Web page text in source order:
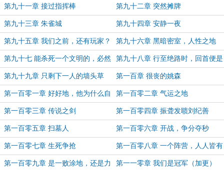
第九十一章 接过指挥棒 第九十二章 突然摊牌
第九十三章 朱雀城 第九十四章 安静一夜
第九十五章 我们之前，还有玩家？ 第九十六章 黑暗密室，人性之地
（加更）
第九十七 能杀死一个文明的，必然
是文明本身
第九十八章 行至绝路时，回首便是
情
第九十九章 只剩下一人的墙头草 第一百章 很丧的姚森
第一百零一章 好好地，他为什么自
爆了？
第一百零二章 气运之地
第一百零三章 传说之剑 第一百零四章 振聋发聩刘纪善
第一百零五章 扫墓人 第一百零六章 开战，争分夺秒
第一百零七章 生死争抢 第一百零八章 一个阵营，人人皆有
华彩
第一百零九章 是一败涂地，还是力 第一一零章 我们是冠军（加更）